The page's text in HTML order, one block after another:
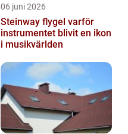
06 juni 2026
Steinway flygel varför
instrumentet blivit en ikon
i musikvärlden